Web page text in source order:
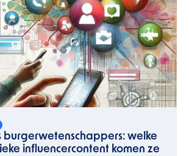
burgerwetenschappers: welke
influencercontent komen ze